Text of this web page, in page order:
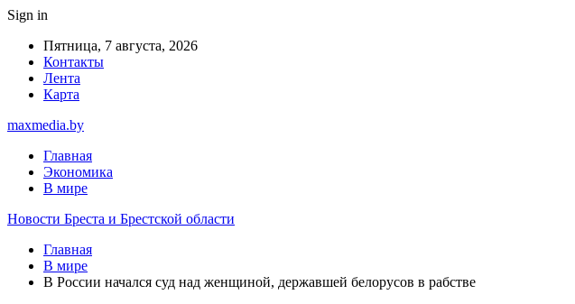
Sign in
Пятница, 7 августа, 2026
Контакты
Лента
Карта
maxmedia.by
Главная
Экономика
В мире
Новости Бреста и Брестской области
Главная
В мире
В России начался суд над женщиной, державшей белорусов в рабстве